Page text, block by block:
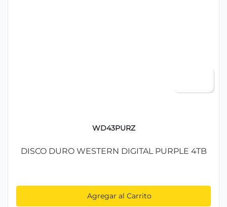
WD43PURZ
DISCO DURO WESTERN DIGITAL PURPLE 4TB
Agregar al Carrito